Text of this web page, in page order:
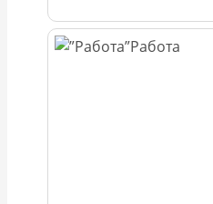
Работа